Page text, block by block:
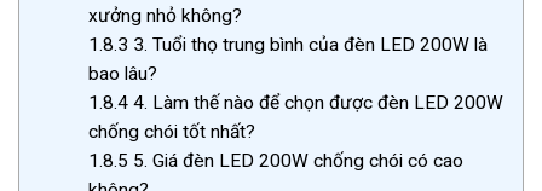
xưởng nhỏ không?
1.8.3 3. Tuổi thọ trung bình của đèn LED 200W là
bao lâu?
1.8.44. Làm thế nào để chọn được đèn LED 200W
chống chói tốt nhất?
1.8.5 5. Giá đèn LED 200W chống chói có cao